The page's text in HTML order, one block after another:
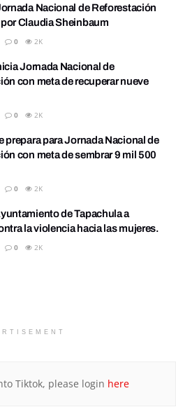
Nacional de Reforestación
Claudia Sheinbaum
0 2K
Jornada Nacional de
con meta de recuperar nueve
0 2K
prepara para Jornada Nacional de
con meta de sembrar 9 mil 500
0 2K
de Tapachula a
la violencia hacia las mujeres.
0 2K
Tiktok, please login here